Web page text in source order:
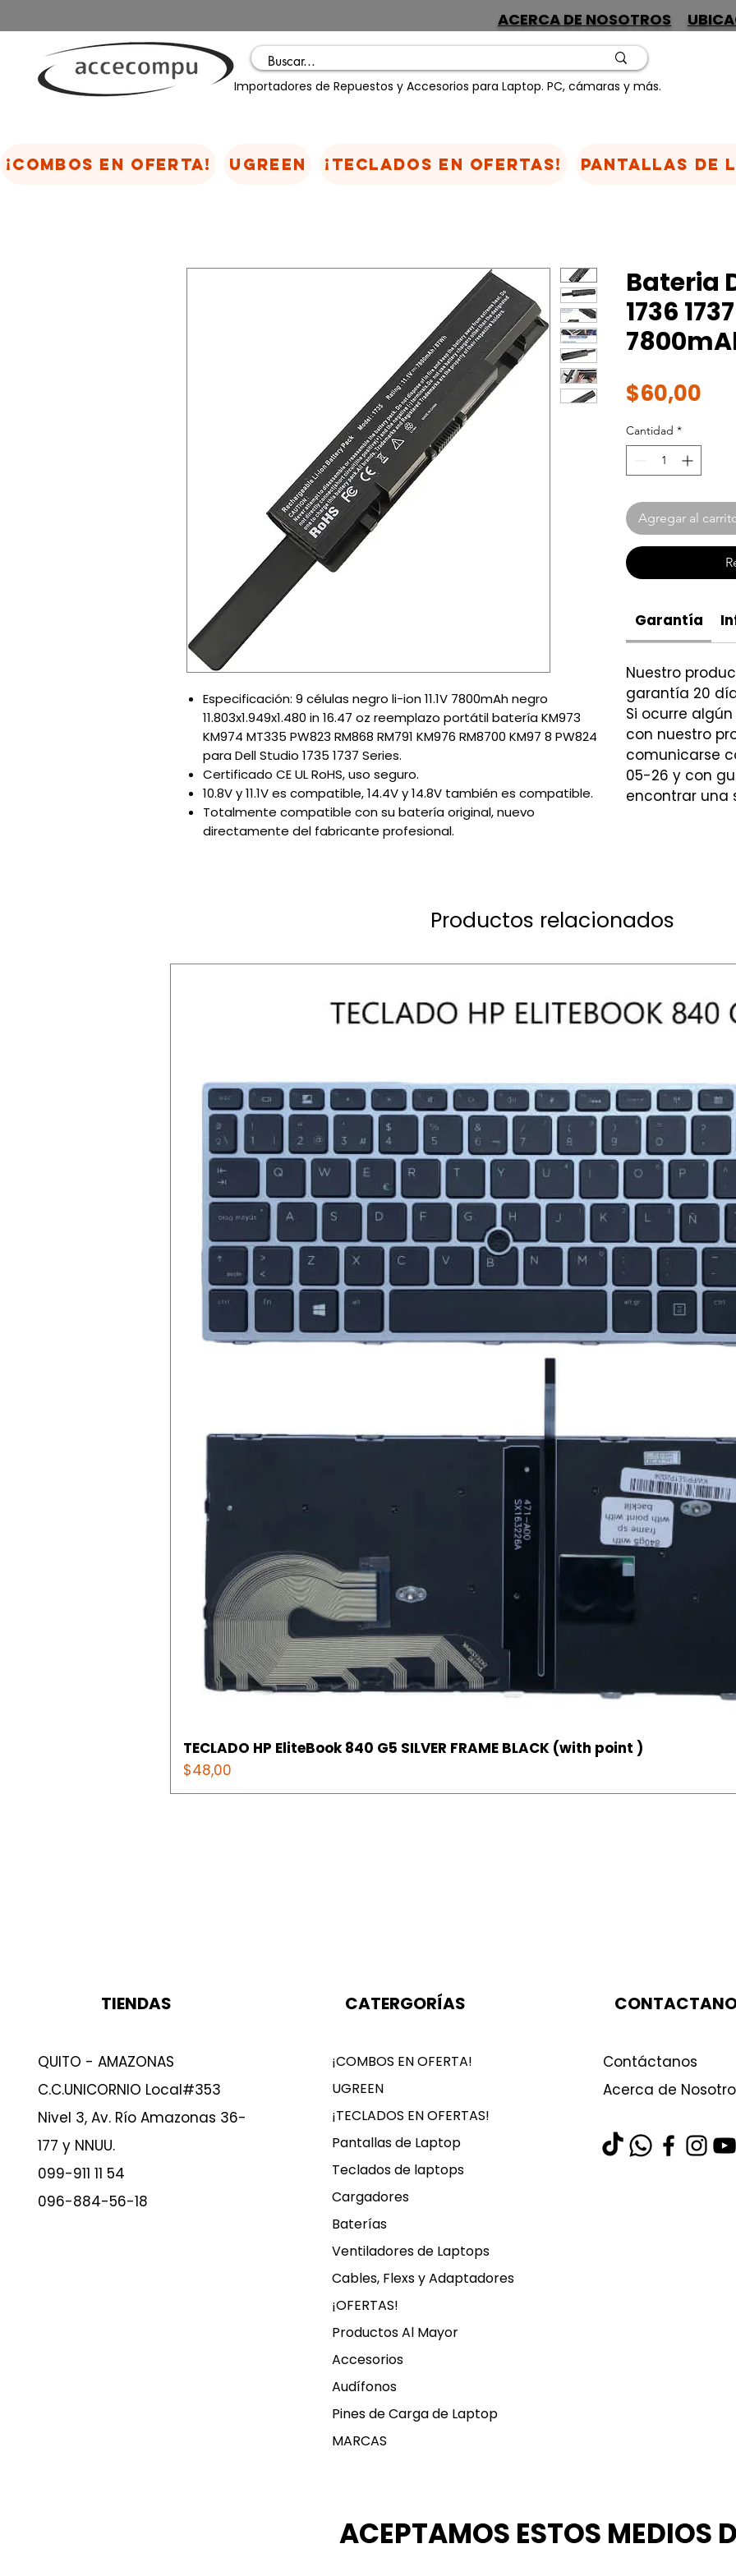
ACERCA DE NOSOTROS
Importadores de Repuestos y Accesorios para Laptop. PC, cámaras y más.
Especificación: 9 células negro li-ion 11.1V 7800mAh negro
11.803x1.949x1.480 in 16.47 oz reemplazo portátil batería KM973
KM974 MT335 PW823 RM868 RM791 KM976 RM8700 KM97 8 PW824
para Dell Studio 1735 1737 Series.
Certificado CE UL RoHS, uso seguro.
10.8V y 11.1V es compatible, 14.4V y 14.8V también es compatible.
Totalmente compatible con su batería original, nuevo
directamente del fabricante profesional.
Bateria
1736
$60,00
Cantidad *
Agregar al
Garantía
Nuestro
garantía 20
Si ocurre
con nuestro
comunicarse
05-26 y con
encontrar una
Productos relacionados
TECLADO HP EliteBook 840 G5 SILVER FRAME BLACK (with point )
Precio
$48,00
¡COMBOS EN OFERTA! UGREEN ¡TECLADOS EN OFERTAS! Pantallas de
TIENDAS
QUITO - AMAZONAS
C.C.UNICORNIO Local#353
Nivel 3, Av. Río Amazonas 36-
177 y NNUU.
099-911 11 54
096-884-56-18
CATERGORÍAS
¡COMBOS EN OFERTA!
UGREEN
¡TECLADOS EN OFERTAS!
Pantallas de Laptop
Teclados de laptops
Cargadores
Baterías
Ventiladores de Laptops
Cables, Flexs y Adaptadores
¡OFERTAS!
Productos Al Mayor
Accesorios
Audífonos
Pines de Carga de Laptop
MARCAS
Contáctanos
Acerca de
ACEPTAMOS ESTOS MEDIOS